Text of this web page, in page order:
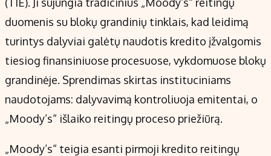
duomenis su blokų grandinių tinklais, kad leidimą
turintys dalyviai galėtų naudotis kredito įžvalgomis
tiesiog finansiniuose procesuose, vykdomuose blokų
grandinėje. Sprendimas skirtas instituciniams
naudotojams: dalyvavimą kontroliuoja emitentai, o
„Moody’s“ išlaiko reitingų proceso priežiūrą.
„Moody’s“ teigia esanti pirmoji kredito reitingų